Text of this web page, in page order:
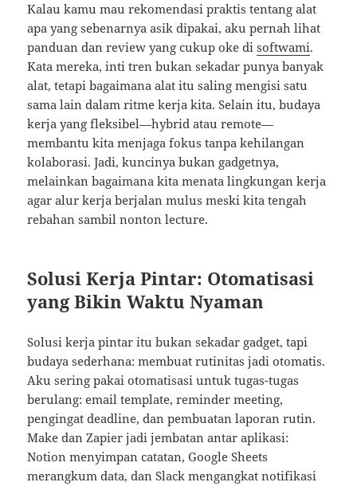
Kalau kamu mau rekomendasi praktis tentang alat
apa yang sebenarnya asik dipakai, aku pernah lihat
panduan dan review yang cukup oke disoftwami.
Kata mereka, inti tren bukan sekadar punya banyak
alat, tetapi bagaimana alat itu saling mengisi satu
sama lain dalam ritme kerja kita. Selain itu, budaya
kerja yang fleksibel—hybrid atau remote—
membantu kita menjaga fokus tanpa kehilangan
kolaborasi. Jadi, kuncinya bukan gadgetnya,
melainkan bagaimana kita menata lingkungan kerja
agar alur kerja berjalan mulus meski kita tengah
rebahan sambil nonton lecture.
Solusi Kerja Pintar: Otomatisasi
yang Bikin Waktu Nyaman
Solusi kerja pintar itu bukan sekadar gadget, tapi
budaya sederhana: membuat rutinitas jadi otomatis.
Aku sering pakai otomatisasi untuk tugas-tugas
berulang: email template, reminder meeting,
pengingat deadline, dan pembuatan laporan rutin.
Make dan Zapier jadi jembatan antar aplikasi:
Notion menyimpan catatan, Google Sheets
merangkum data, dan Slack mengangkat notifikasi